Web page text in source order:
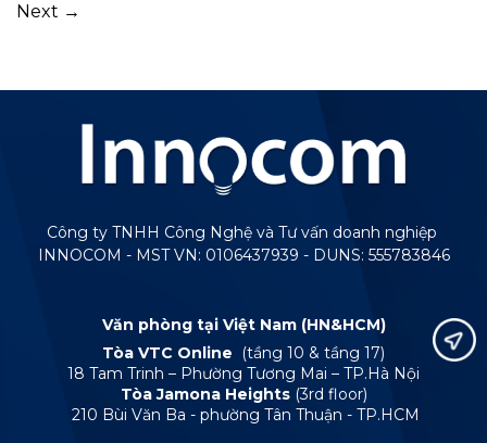
Next →
Công ty TNHH Công Nghệ và Tư vấn doanh nghiệp
INNOCOM - MST VN: 0106437939 - DUNS: 555783846
Văn phòng tại Việt Nam (HN&HCM)
Tòa VTC Online
(tầng 10 & tầng 17)
18 Tam Trinh – Phường Tương Mai – TP.Hà Nội
Tòa Jamona Heights (3rd floor)
210 Bùi Văn Ba - phường Tân Thuận - TP.HCM